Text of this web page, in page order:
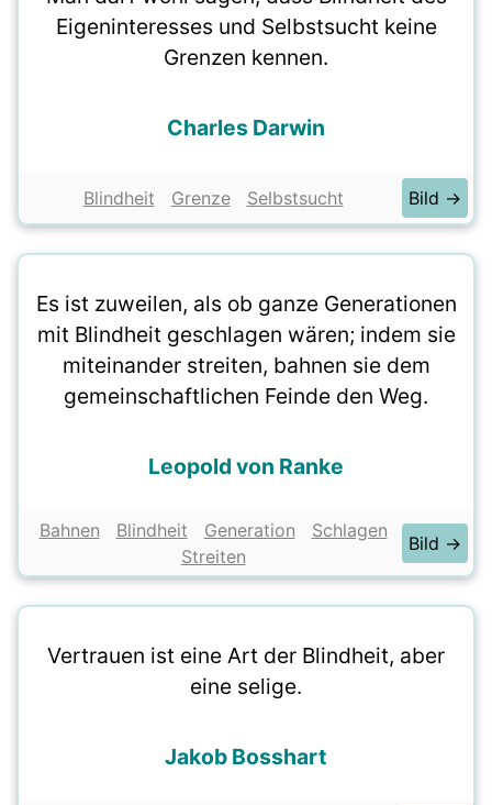
Eigeninteresses und Selbstsucht keine
Grenzen kennen.
Charles Darwin
Blindheit Grenze Selbstsucht Bild →
Es ist zuweilen, als ob ganze Generationen
mit Blindheit geschlagen wären; indem sie
miteinander streiten, bahnen sie dem
gemeinschaftlichen Feinde den Weg.
Leopold von Ranke
Bahnen Blindheit Generation
Schlagen
Streiten
Bild →
Vertrauen ist eine Art der Blindheit, aber
eine selige.
Jakob Bosshart